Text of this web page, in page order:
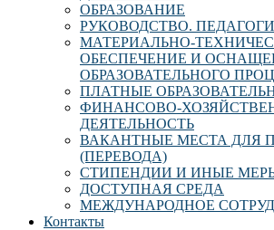
ОБРАЗОВАНИЕ
РУКОВОДСТВО.
МАТЕРИАЛЬНО-
ОБЕСПЕЧЕНИЕ И
ОБРАЗОВАТЕЛЬНОГО
ПЛАТНЫЕ
ФИНАНСОВО-
ДЕЯТЕЛЬНОСТЬ
ВАКАНТНЫЕ МЕСТА ДЛЯ
(ПЕРЕВОДА)
СТИПЕНДИИ И ИНЫЕ
ДОСТУПНАЯ СРЕДА
МЕЖДУНАРОДНОЕ
Контакты